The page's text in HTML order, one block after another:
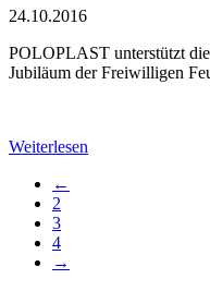
24.10.2016
POLOPLAST unterstützt
Jubiläum der Freiwilligen
Weiterlesen
←
2
3
4
→